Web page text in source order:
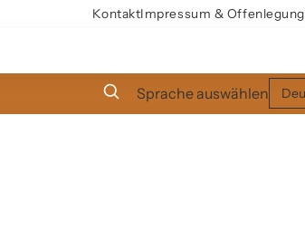
KontaktImpressum & Offenlegung
Sprache auswählen